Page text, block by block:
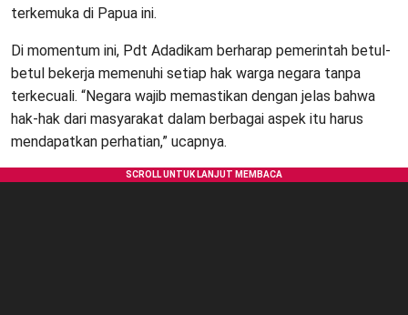
terkemuka di Papua ini.
Di momentum ini, Pdt Adadikam berharap pemerintah betul-
betul bekerja memenuhi setiap hak warga negara tanpa
terkecuali. “Negara wajib memastikan dengan jelas bahwa
hak-hak dari masyarakat dalam berbagai aspek itu harus
mendapatkan perhatian,” ucapnya.